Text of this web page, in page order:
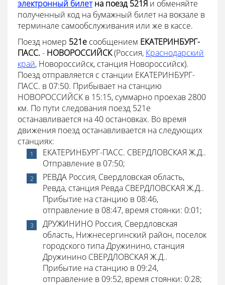
электронный билетна поезд 521Я и обменяйте
полученный код на бумажный билет на вокзале в
терминале самообслуживания или же в кассе.
Поезд номер 521е сообщением ЕКАТЕРИНБУРГ-
ПАСС.- НОВОРОССИЙСК(Россия, Краснодарский
край, Новороссийск, станция Новороссийск).
Поезд отправляется с станции ЕКАТЕРИНБУРГ-
ПАСС. в 07:50. Прибывает на станцию
НОВОРОССИЙСК в 15:15, суммарно проехав 2800
км. По пути следования поезд 521е
останавливается на 40 остановках. Во время
движения поезд останавливается на следующих
станциях:
ЕКАТЕРИНБУРГ-ПАСС. СВЕРДЛОВСКАЯ Ж.Д..
Отправление в 07:50;
РЕВДА Россия, Свердловская область,
Ревда, станция Ревда СВЕРДЛОВСКАЯ Ж.Д..
Прибытие на станцию в 08:46,
отправление в 08:47, время стоянки: 0:01;
ДРУЖИНИНО Россия, Свердловская
область, Нижнесергинский район, поселок
городского типа Дружинино, станция
Дружинино СВЕРДЛОВСКАЯ Ж.Д..
Прибытие на станцию в 09:24,
отправление в 09:52, время стоянки: 0:28;